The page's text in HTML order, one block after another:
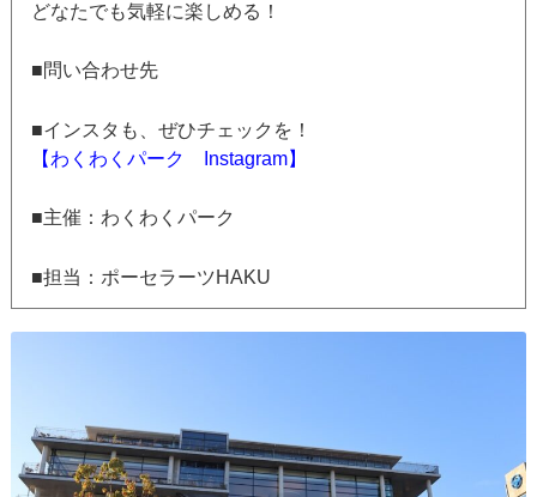
どなたでも気軽に楽しめる！
■問い合わせ先
■インスタも、ぜひチェックを！
【わくわくパーク Instagram】
■主催：わくわくパーク
■担当：ポーセラーツHAKU